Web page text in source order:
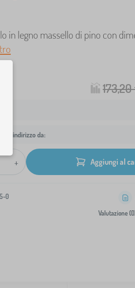
in legno massello di pino con
tuo indirizzo da:
+ Aggiungi al
0
Valutazione